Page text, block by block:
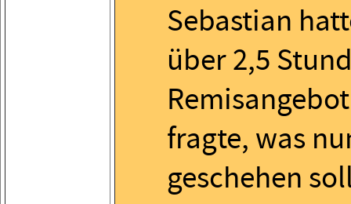
Sebastian
über 2,5
fragte, was
geschehen